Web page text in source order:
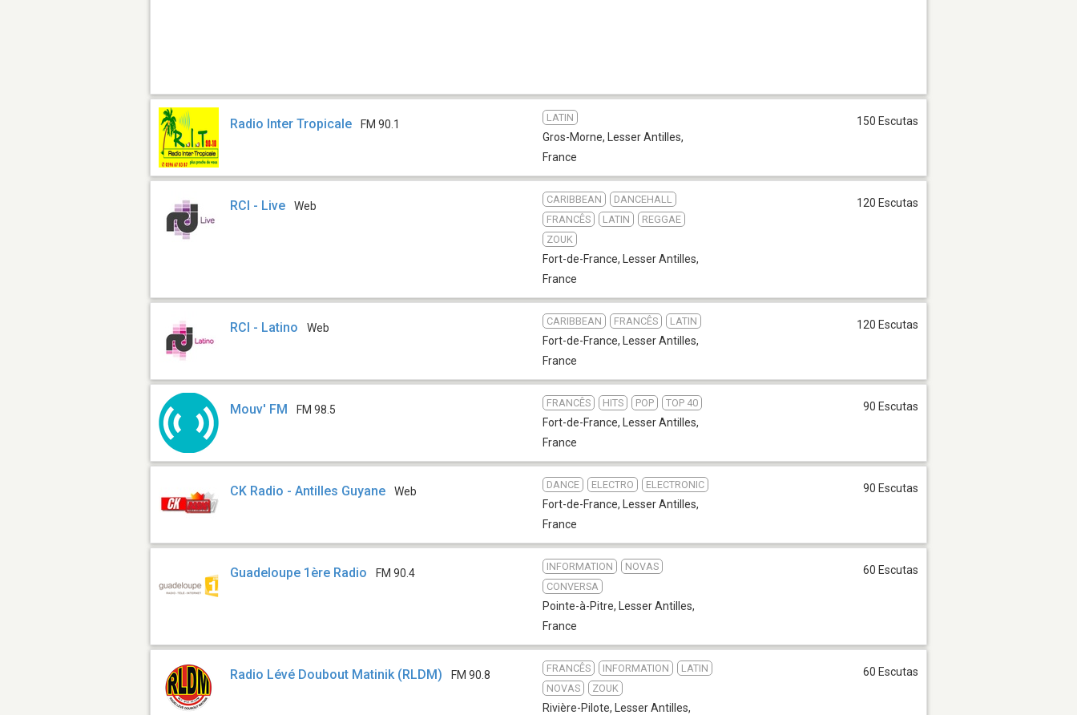
Radio Inter Tropicale FM 90.1
LATIN
Gros-Morne,
Lesser Antilles,
France
150 Escutas
RCI - Live Web
CARIBBEAN
DANCEHALL
FRANCÊS
LATIN
REGGAE
ZOUK
Fort-de-France,
Lesser Antilles,
France
120 Escutas
RCI - Latino Web
CARIBBEAN FRANCÊS LATIN
Fort-de-France,
Lesser Antilles,
France
120 Escutas
Mouv' FM FM 98.5
FRANCÊS HITS POP TOP 40
Fort-de-France,
Lesser Antilles,
France
90 Escutas
CK Radio - Antilles Guyane Web
DANCE ELECTRO ELECTRONIC
Fort-de-France,
Lesser Antilles,
France
90 Escutas
Guadeloupe 1ère Radio FM 90.4
INFORMATION
NOVAS
CONVERSA
Pointe-à-Pitre,
Lesser Antilles,
France
60 Escutas
Radio Lévé Doubout Matinik (RLDM) FM 90.8
FRANCÊS INFORMATION
LATIN
NOVAS
ZOUK
Rivière-Pilote,
Lesser Antilles,
60 Escutas